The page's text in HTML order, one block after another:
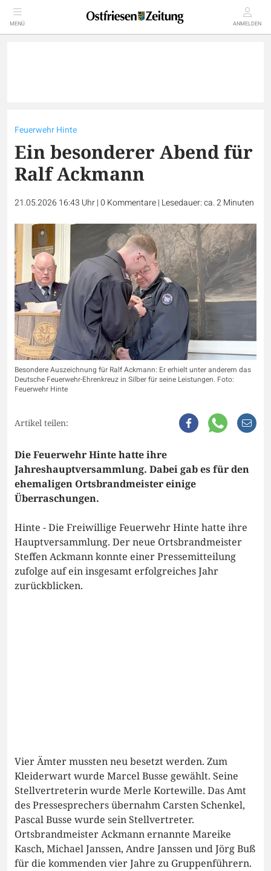
MENÜ ANMELDEN
Feuerwehr Hinte
Ein besonderer Abend für
Ralf Ackmann
21.05.2026 16:43 Uhr|0 Kommentare| Lesedauer: ca. 2 Minuten
Besondere Auszeichnung für Ralf Ackmann: Er erhielt unter anderem das
Deutsche Feuerwehr-Ehrenkreuz in Silber für seine Leistungen. Foto:
Feuerwehr Hinte
Artikel teilen:
Die Feuerwehr Hinte hatte ihre
Jahreshauptversammlung. Dabei gab es für den
ehemaligen Ortsbrandmeister einige
Überraschungen.
Hinte - Die Freiwillige Feuerwehr Hinte hatte ihre
Hauptversammlung. Der neue Ortsbrandmeister
Steffen Ackmann konnte einer Pressemitteilung
zufolge auf ein insgesamt erfolgreiches Jahr
zurückblicken.
Vier Ämter mussten neu besetzt werden. Zum
Kleiderwart wurde Marcel Busse gewählt. Seine
Stellvertreterin wurde Merle Kortewille. Das Amt
des Pressesprechers übernahm Carsten Schenkel,
Pascal Busse wurde sein Stellvertreter.
Ortsbrandmeister Ackmann ernannte Mareike
Kasch, Michael Janssen, Andre Janssen und Jörg Buß
für die kommenden vier Jahre zu Gruppenführern.